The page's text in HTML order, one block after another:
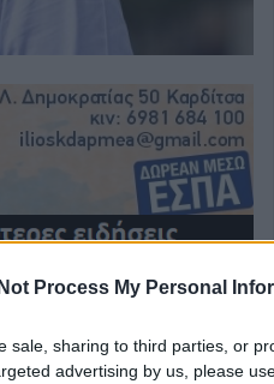
Process My Personal
sale, sharing to third parties, or
advertising by us, please